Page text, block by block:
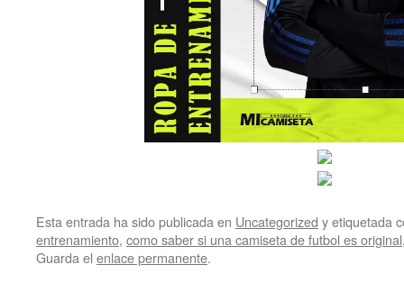
Esta entrada ha sido publicada en Uncategorized y etiquetada
entrenamiento, como saber si una camiseta de futbol es original
Guarda el enlace permanente.